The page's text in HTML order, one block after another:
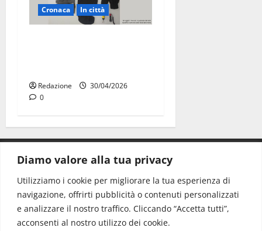
Diamo valore alla tua privacy
Utilizziamo i cookie per migliorare la tua esperienza di
navigazione, offrirti pubblicità o contenuti personalizzati
e analizzare il nostro traffico. Cliccando “Accetta tutti”,
acconsenti al nostro utilizzo dei cookie.
Cronaca In città
Redazione
30/04/2026
0
CONTATTI.
Redazione: redazione@www.martinasera.it
Direttore:direttore@www.martinasera.it
Info & Commerciale:info@www.martinasera.it